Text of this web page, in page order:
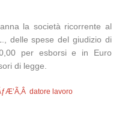
la società ricorrente al
delle spese del giudizio di
per esborsi e in Euro
di legge.
datore lavoro